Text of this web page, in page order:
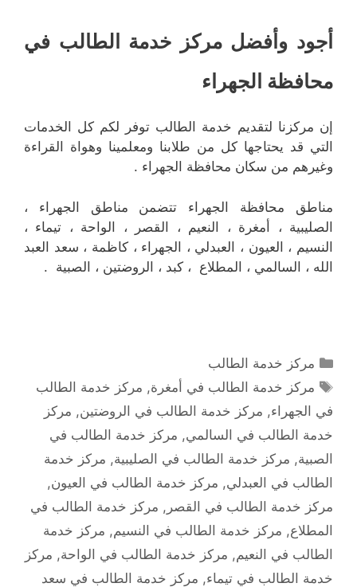
أجود وأفضل مركز خدمة الطالب في
محافظة الجهراء
إن مركزنا لتقديم خدمة الطالب توفر لكم كل الخدمات
التي قد يحتاجها كل من طلابنا ومعلمينا وهواة القراءة
وغيرهم من سكان محافظة الجهراء .
مناطق محافظة الجهراء تتضمن مناطق الجهراء ،
الصليبية ، أمغرة ، النعيم ، القصر ، الواحة ، تيماء ،
النسيم ، العيون ، العبدلي ، الجهراء ، كاظمة ، سعد العبد
الله ، السالمي ، المطلاع ، كبد ، الروضتين ، الصبية .
التصنيفات
مركز خدمة الطالب
الوسوم
مركز خدمة الطالب في أمغرة, مركز خدمة الطالب
في الجهراء, مركز خدمة الطالب في الروضتين, مركز
خدمة الطالب في السالمي, مركز خدمة الطالب في
الصبية, مركز خدمة الطالب في الصليبية, مركز خدمة
الطالب في العبدلي, مركز خدمة الطالب في العيون,
مركز خدمة الطالب في القصر , مركز خدمة الطالب في
المطلاع, مركز خدمة الطالب في النسيم, مركز خدمة
الطالب في النعيم, مركز خدمة الطالب في الواحة, مركز
خدمة الطالب في تيماء, مركز خدمة الطالب في سعد